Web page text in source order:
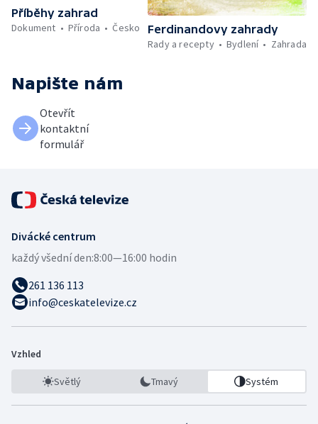
Příběhy zahrad
Dokument
Příroda Česko
Ferdinandovy zahrady
Rady a recepty
Bydlení Zahrada
Napište nám
Otevřít
kontaktní
formulář
Divácké centrum
každý všední den:8:00—16:00 hodin
261 136 113
info@ceskatelevize.cz
Vzhled
Světlý Tmavý Systém